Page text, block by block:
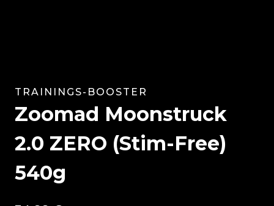
TRAININGS-BOOSTER
Zoomad Moonstruck
2.0 ZERO (Stim-Free)
540g